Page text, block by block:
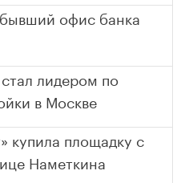
офис банка
лидером по
в Москве
купила площадку с
Наметкина